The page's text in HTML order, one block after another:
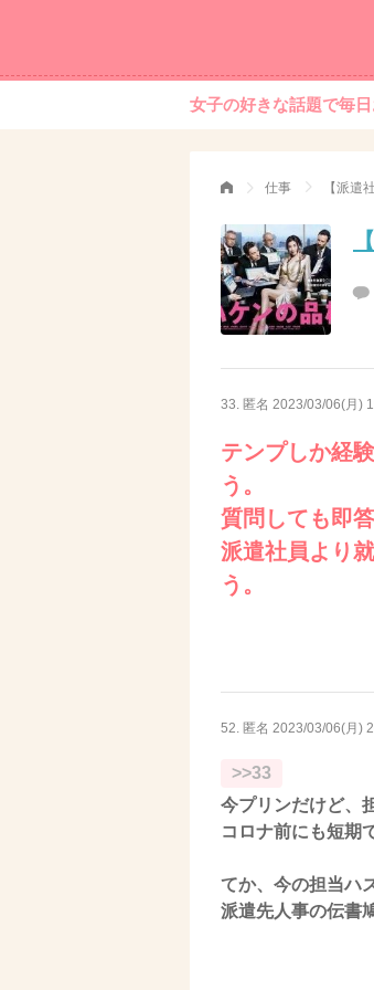
女子の好きな話題で毎
仕事 【派遣
33. 匿名 2023/03/06(月)
テンプしか経
う。
質問しても即
派遣社員より
う。
52. 匿名 2023/03/06(月)
>>33
今プリンだけど、
コロナ前にも短期
てか、今の担当ハ
派遣先人事の伝書